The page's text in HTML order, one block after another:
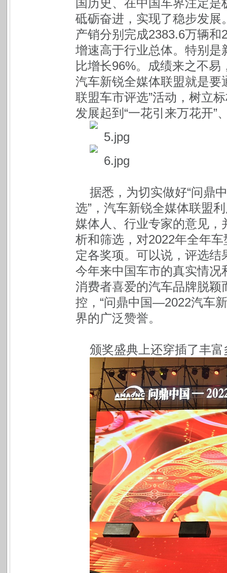
国历史、在中国车界注定
砥砺奋进，实现了稳步发
产销分别完成2383.6万辆
增速高于行业总体。特别
比增长96%。成绩来之不
汽车新锐全媒体联盟就是
联盟车市评选”活动，树立
发展起到“一花引来万花开”
据悉，为切实做好“问鼎
选”，汽车新锐全媒体联盟
媒体人、行业专家的意见
析和筛选，对2022年全年
定各奖项。可以说，评选
今年来中国车市的真实情
消费者喜爱的汽车品牌脱
控，“问鼎中国—2022汽车
界的广泛赞誉。
颁奖盛典上还穿插了丰